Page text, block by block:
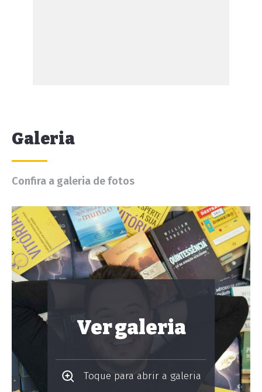
Galeria
Confira a galeria de fotos
Ver galeria
Toque para abrir a galeria